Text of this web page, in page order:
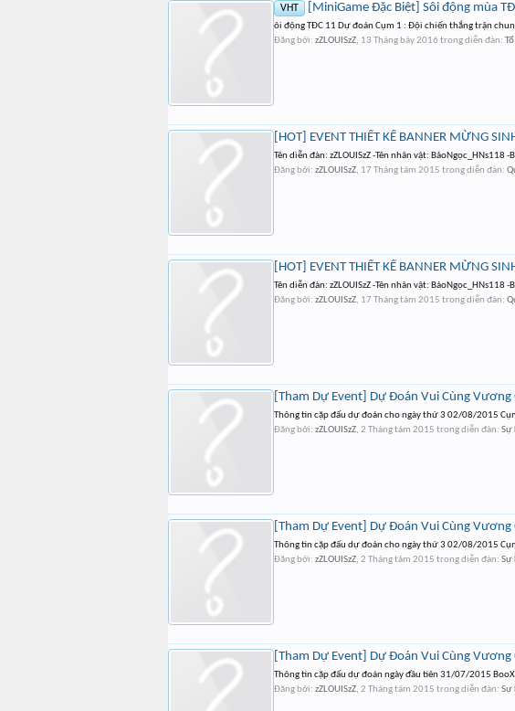
VHT [MiniGame Đặc Biệt] Sôi động mùa
ôi động TĐC 11 Dự đoán Cụm 1 : Đội chiến thắng trận
Đăng bởi: zZLOUISzZ, 13 Tháng bảy 2016 trong diễn đàn:
[HOT] EVENT THIẾT KẾ BANNER MỪNG
Tên diễn đàn: zZLOUISzZ -Tên nhân vật:
Đăng bởi: zZLOUISzZ, 17 Tháng tám 2015 trong diễn đàn:
[HOT] EVENT THIẾT KẾ BANNER MỪNG
Tên diễn đàn: zZLOUISzZ -Tên nhân vật: BảoNgọc_HNs118
Đăng bởi: zZLOUISzZ, 17 Tháng tám 2015 trong diễn đàn:
[Tham Dự Event] Dự Đoán Vui Cùng Vương
Đăng bởi: zZLOUISzZ, 2 Tháng tám 2015 trong diễn đàn: Sự
[Tham Dự Event] Dự Đoán Vui Cùng Vương
Đăng bởi: zZLOUISzZ, 2 Tháng tám 2015 trong diễn đàn: Sự
[Tham Dự Event] Dự Đoán Vui Cùng Vương
Thông tin cặp đấu dự đoán ngày đầu tiên 31/07/2015
Đăng bởi: zZLOUISzZ, 2 Tháng tám 2015 trong diễn đàn: Sự